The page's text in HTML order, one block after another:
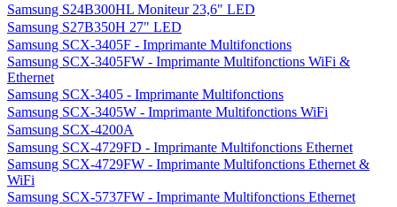
Samsung S24B300HL Moniteur 23,6" LED
Samsung S27B350H 27" LED
Samsung SCX-3405F - Imprimante Multifonctions
Samsung SCX-3405FW - Imprimante Multifonctions WiFi &
Ethernet
Samsung SCX-3405 - Imprimante Multifonctions
Samsung SCX-3405W - Imprimante Multifonctions WiFi
Samsung SCX-4200A
Samsung SCX-4729FD - Imprimante Multifonctions Ethernet
Samsung SCX-4729FW - Imprimante Multifonctions Ethernet &
WiFi
Samsung SCX-5737FW - Imprimante Multifonctions Ethernet